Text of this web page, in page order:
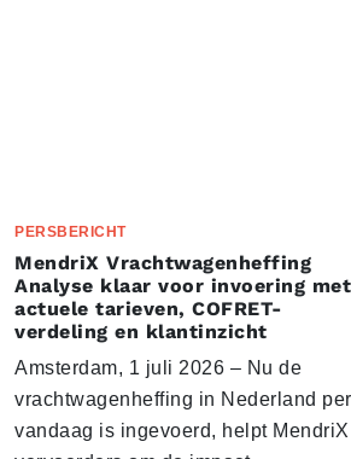
PERSBERICHT
MendriX Vrachtwagenheffing
Analyse klaar voor invoering met
actuele tarieven, COFRET-
verdeling en klantinzicht
Amsterdam, 1 juli 2026 – Nu de
vrachtwagenheffing in Nederland per
vandaag is ingevoerd, helpt MendriX